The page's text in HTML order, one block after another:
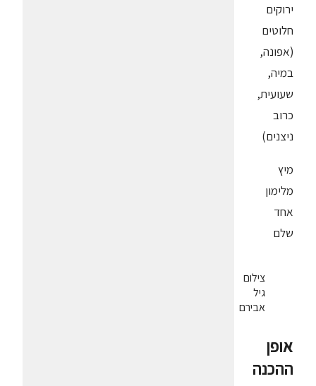
ירוקים
חלוטים
(אפונה,
במיה,
שעועית,
כרוב
ניצנים)
מיץ
מלימון
אחד
שלם
צילום
גיל
אבירם
אופן
ההכנה